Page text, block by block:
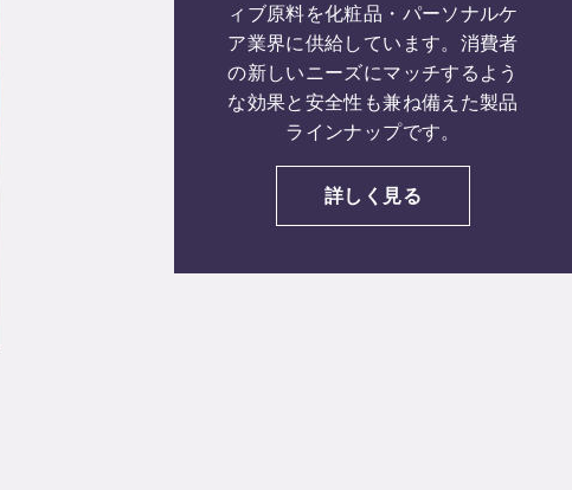
ィブ原料を化粧品・パーソナルケ
ア業界に供給しています。消費者
の新しいニーズにマッチするよう
な効果と安全性も兼ね備えた製品
ラインナップです。
詳しく見る